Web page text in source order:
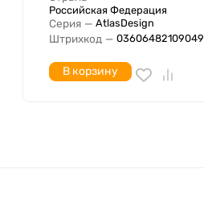
Глубина устройства
Беспроводная локальная
С полем для надписи
Российская Федерация
Серия — AtlasDesign
Штрихкод — 03606482109049
В корзину